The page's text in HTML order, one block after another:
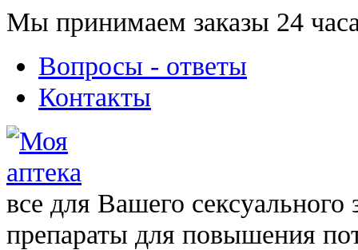
Мы принимаем заказы 24
Вопросы - ответы
Контакты
все для Вашего сексуального
препараты для повышения